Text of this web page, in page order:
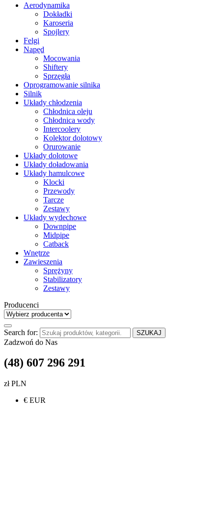
Aerodynamika
Dokładki
Karoseria
Spojlery
Felgi
Napęd
Mocowania
Shiftery
Sprzęgła
Oprogramowanie silnika
Silnik
Układy chłodzenia
Chłodnica oleju
Chłodnica wody
Intercoolery
Kolektor dolotowy
Orurowanie
Układy dolotowe
Układy doładowania
Układy hamulcowe
Klocki
Przewody
Tarcze
Zestawy
Układy wydechowe
Downpipe
Midpipe
Catback
Wnętrze
Zawieszenia
Sprężyny
Stabilizatory
Zestawy
Producenci
Search for: SZUKAJ
Zadzwoń do Nas
(48) 607 296 291
zł PLN
€ EUR